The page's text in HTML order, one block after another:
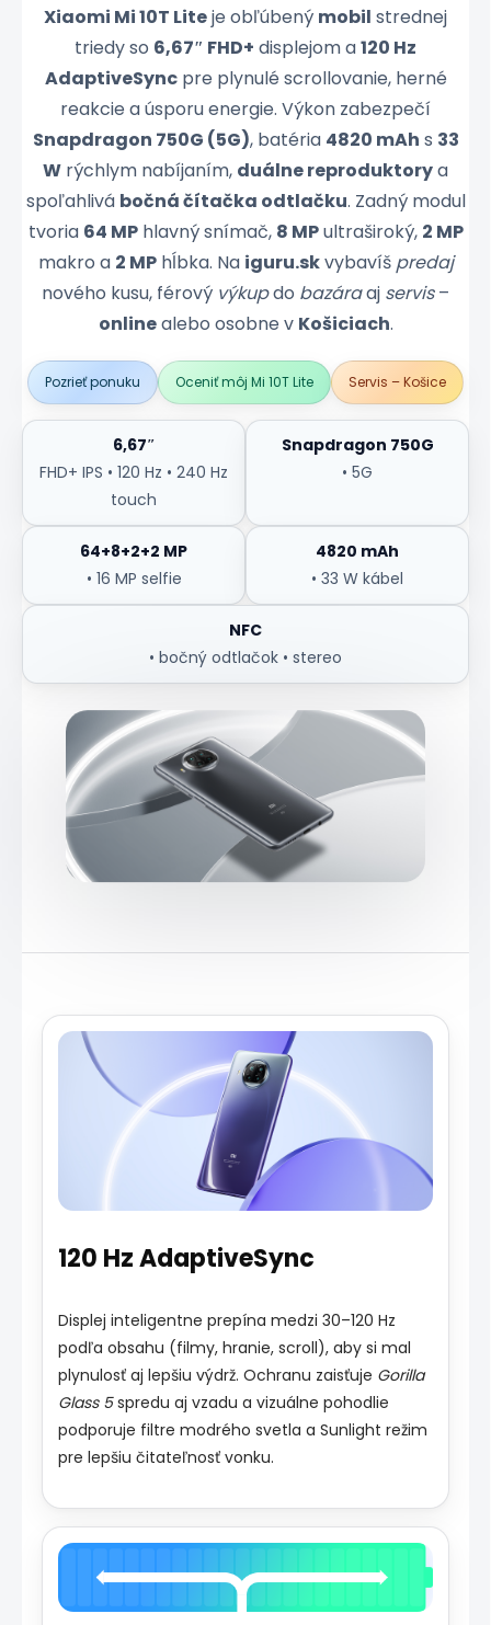
Xiaomi Mi 10T Liteje obľúbený mobil strednej
triedy so 6,67″ FHD+ displejom a120 Hz
AdaptiveSyncpre plynulé scrollovanie, herné
reakcie a úsporu energie. Výkon zabezpečí
Snapdragon 750G (5G), batéria 4820 mAh s 33
W rýchlym nabíjaním, duálne reproduktorya
spoľahlivá bočná čítačka odtlačku. Zadný modul
tvoria 64 MPhlavný snímač, 8 MPultraširoký, 2 MP
makro a 2 MPhĺbka. Na iguru.skvybavíš predaj
nového kusu, férový výkupdo bazáraaj servis–
onlinealebo osobne v Košiciach.
Pozrieť ponuku Oceniť môj Mi 10T Lite Servis – Košice
6,67″
FHD+ IPS • 120 Hz • 240 Hz
touch
Snapdragon 750G
• 5G
64+8+2+2 MP
• 16 MP selfie
4820 mAh
• 33 W kábel
NFC
• bočný odtlačok • stereo
120 Hz AdaptiveSync
Displej inteligentne prepína medzi 30–120 Hz
podľa obsahu (filmy, hranie, scroll), aby si mal
plynulosť aj lepšiu výdrž. Ochranu zaisťuje Gorilla
Glass 5spredu aj vzadu a vizuálne pohodlie
podporuje filtre modrého svetla a Sunlight režim
pre lepšiu čitateľnosť vonku.